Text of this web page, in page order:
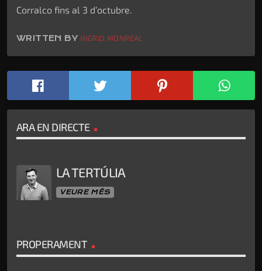
Corralco fins al 3 d’octubre.
WRITTEN BYINGRID MONREAL
ARA EN DIRECTE
LA TERTÚLIA
VEURE MÉS
PROPERAMENT